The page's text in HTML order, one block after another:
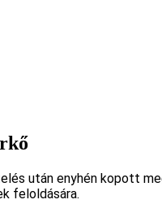
után enyhén kopott
feloldására.